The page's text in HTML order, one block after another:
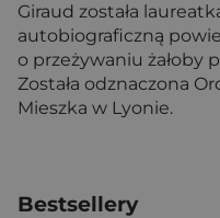
Giraud została
autobiograficzną
o przeżywaniu żałoby
Została odznaczona
Mieszka w Lyonie.
Bestsellery